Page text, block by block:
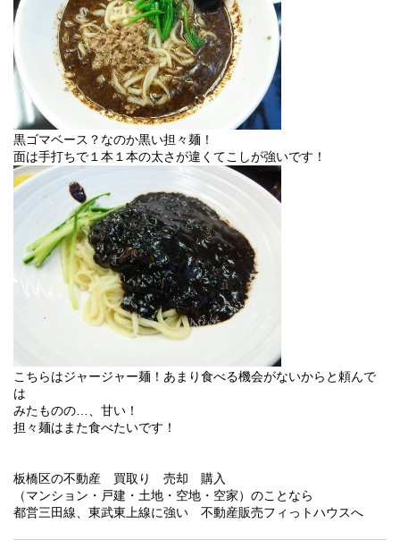
黒ゴマベース？なのか黒い担々麺！
面は手打ちで１本１本の太さが違くてこしが強いです！
こちらはジャージャー麺！あまり食べる機会がないからと頼んで
は
みたものの…、甘い！
担々麺はまた食べたいです！
板橋区の不動産 買取り 売却 購入
（マンション・戸建・土地・空地・空家）のことなら
都営三田線、東武東上線に強い 不動産販売フィっトハウスへ